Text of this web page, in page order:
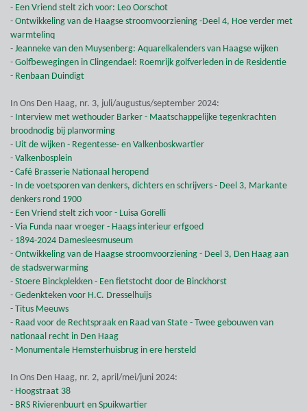
- Een Vriend stelt zich voor: Leo Oorschot
- Ontwikkeling van de Haagse stroomvoorziening -Deel 4, Hoe verder met
warmtelinq
- Jeanneke van den Muysenberg: Aquarelkalenders van Haagse wijken
- Golfbewegingen in Clingendael: Roemrijk golfverleden in de Residentie
- Renbaan Duindigt
In Ons Den Haag, nr. 3, juli/augustus/september 2024:
- Interview met wethouder Barker - Maatschappelijke tegenkrachten
broodnodig bij planvorming
- Uit de wijken - Regentesse- en Valkenboskwartier
- Valkenbosplein
- Café Brasserie Nationaal heropend
- In de voetsporen van denkers, dichters en schrijvers - Deel 3, Markante
denkers rond 1900
- Een Vriend stelt zich voor - Luisa Gorelli
- Via Funda naar vroeger - Haags interieur erfgoed
- 1894-2024 Damesleesmuseum
- Ontwikkeling van de Haagse stroomvoorziening - Deel 3, Den Haag aan
de stadsverwarming
- Stoere Binckplekken - Een fietstocht door de Binckhorst
- Gedenkteken voor H.C. Dresselhuijs
- Titus Meeuws
- Raad voor de Rechtspraak en Raad van State - Twee gebouwen van
nationaal recht in Den Haag
- Monumentale Hemsterhuisbrug in ere hersteld
In Ons Den Haag, nr. 2, april/mei/juni 2024:
- Hoogstraat 38
- BRS Rivierenbuurt en Spuikwartier